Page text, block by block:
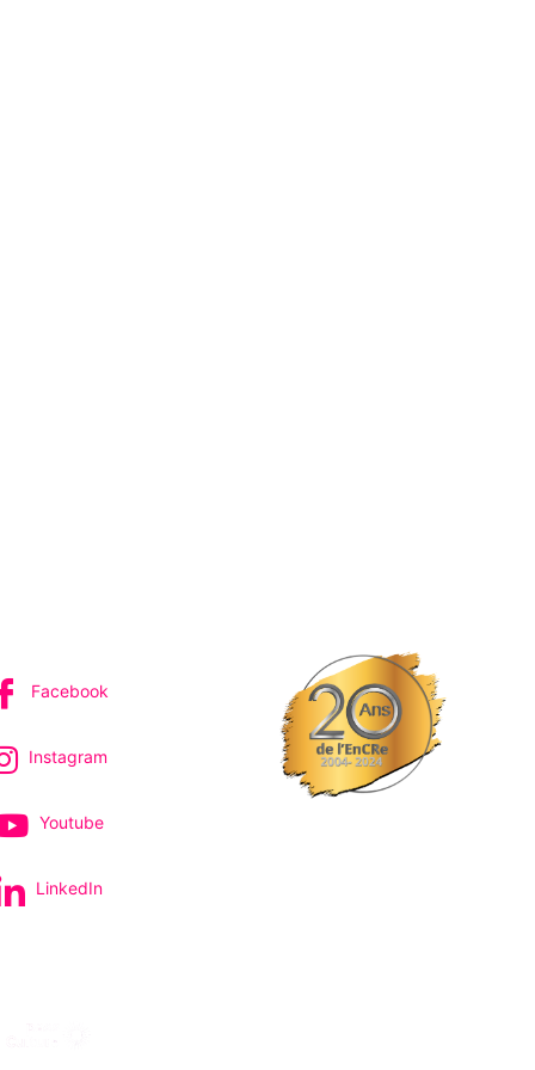
Facebook
Instagram
Youtube
LinkedIn